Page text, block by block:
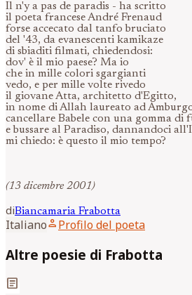
Il n'y a pas de paradis - ha scritto
il poeta francese André Frenaud
forse accecato dal tanfo bruciato
del '43, da evanescenti kamikaze
di sbiaditi filmati, chiedendosi:
dov' è il mio paese? Ma io
che in mille colori sgargianti
vedo, e per mille volte rivedo
il giovane Atta, architetto d'Egitto,
in nome di Allah laureato ad
cancellare Babele con una gomma di
e bussare al Paradiso, dannandoci
mi chiedo: è questo il mio tempo?
(13 dicembre 2001)
diBiancamaria Frabotta
Italianoperson Profilo del poeta
Altre poesie di Frabotta
article